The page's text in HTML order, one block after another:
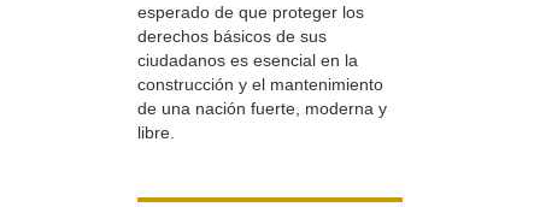
esperado de que proteger los
derechos básicos de sus
ciudadanos es esencial en la
construcción y el mantenimiento
de una nación fuerte, moderna y
libre.